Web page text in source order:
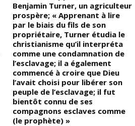
Benjamin Turner, un agriculteur
prospère; « Apprenant à lire
par le biais du fils de son
propriétaire, Turner étudia le
christianisme qu’il interpréta
comme une condamnation de
l’esclavage; il a également
commencé à croire que Dieu
l’avait choisi pour libérer son
peuple de l’esclavage; il fut
bientôt connu de ses
compagnons esclaves comme
(le prophète) »